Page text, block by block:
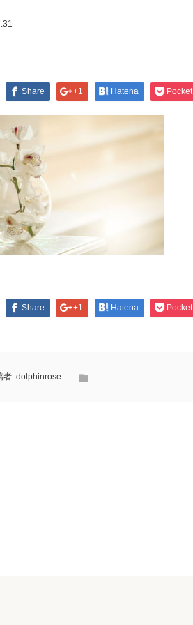
Share +1 Hatena Pocket
Share +1 Hatena Pocket
者: dolphinrose